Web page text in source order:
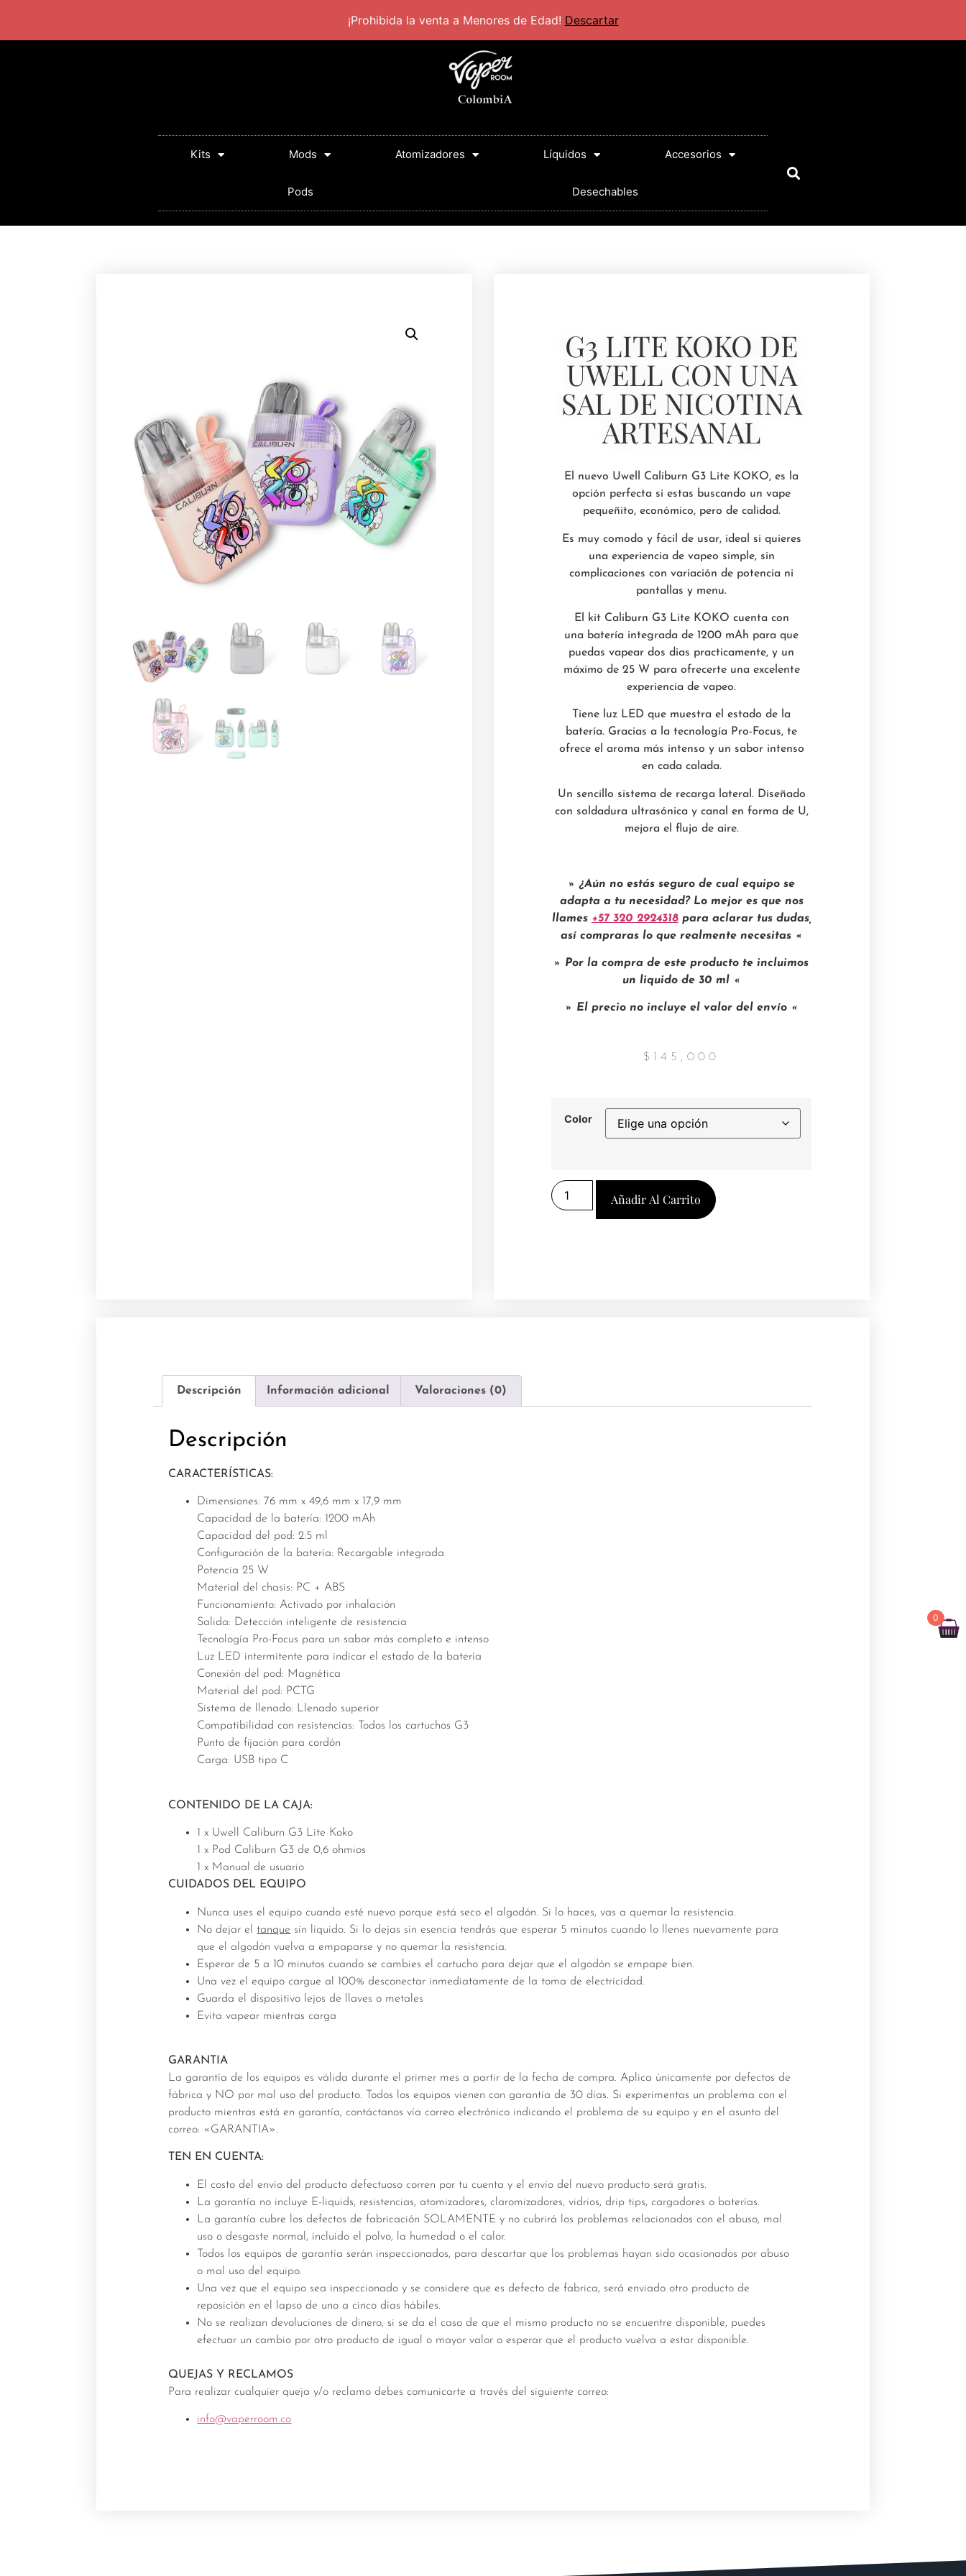
Kits Mods Atomizadores Líquidos Accesorios
Pods Desechables
G3 LITE KOKO DE
UWELL CON UNA
SAL DE NICOTINA
ARTESANAL
El nuevo Uwell Caliburn G3 Lite KOKO, es la
opción perfecta si estas buscando un vape
pequeñito, económico, pero de calidad.
Es muy comodo y fácil de usar, ideal si quieres
una experiencia de vapeo simple, sin
complicaciones con variación de potencia ni
pantallas y menu.
El kit Caliburn G3 Lite KOKO cuenta con
una batería integrada de 1200 mAh para que
puedas vapear dos dias practicamente, y un
máximo de 25 W para ofrecerte una excelente
experiencia de vapeo.
Tiene luz LED que muestra el estado de la
batería. Gracias a la tecnología Pro-Focus, te
ofrece el aroma más intenso y un sabor intenso
en cada calada.
Un sencillo sistema de recarga lateral. Diseñado
con soldadura ultrasónica y canal en forma de U,
mejora el flujo de aire.
» ¿Aún no estás seguro de cual equipo se
adapta a tu necesidad? Lo mejor es que nos
llames +57 320 2924318para aclarar tus dudas,
así compraras lo que realmente necesitas «
» Por la compra de este producto te incluimos
un liquido de 30 ml «
» El precio no incluye el valor del envío «
$ 145,000
Color
Añadir Al Carrito
Descripción Información adicional Valoraciones (0)
Descripción
CARACTERÍSTICAS:
Dimensiones: 76 mm x 49,6 mm x 17,9 mm
Capacidad de la batería: 1200 mAh
Capacidad del pod: 2.5 ml
Configuración de la batería: Recargable integrada
Potencia 25 W
Material del chasis: PC + ABS
Funcionamiento: Activado por inhalación
Salida: Detección inteligente de resistencia
Tecnología Pro-Focus para un sabor más completo e intenso
Luz LED intermitente para indicar el estado de la batería
Conexión del pod: Magnética
Material del pod: PCTG
Sistema de llenado: Llenado superior
Compatibilidad con resistencias: Todos los cartuchos G3
Punto de fijación para cordón
Carga: USB tipo C
CONTENIDO DE LA CAJA:
1 x Uwell Caliburn G3 Lite Koko
1 x Pod Caliburn G3 de 0,6 ohmios
1 x Manual de usuario
CUIDADOS DEL EQUIPO
Nunca uses el equipo cuando esté nuevo porque está seco el algodón. Si lo haces, vas a quemar la resistencia.
No dejar eltanque sin líquido. Si lo dejas sin esencia tendrás que esperar 5 minutos cuando lo llenes nuevamente para
que el algodón vuelva a empaparse y no quemar la resistencia.
Esperar de 5 a 10 minutos cuando se cambies el cartucho para dejar que el algodón se empape bien.
Una vez el equipo cargue al 100% desconectar inmediatamente de la toma de electricidad.
Guarda el dispositivo lejos de llaves o metales
Evita vapear mientras carga
GARANTIA
La garantía de los equipos es válida durante el primer mes a partir de la fecha de compra. Aplica únicamente por defectos de
fábrica y NO por mal uso del producto. Todos los equipos vienen con garantía de 30 días. Si experimentas un problema con el
producto mientras está en garantía, contáctanos vía correo electrónico indicando el problema de su equipo y en el asunto del
correo: «GARANTIA».
TEN EN CUENTA:
El costo del envío del producto defectuoso corren por tu cuenta y el envío del nuevo producto será gratis.
La garantía no incluye E-liquids, resistencias, atomizadores, claromizadores, vidrios, drip tips, cargadores o baterías.
La garantía cubre los defectos de fabricación SOLAMENTE y no cubrirá los problemas relacionados con el abuso, mal
uso o desgaste normal, incluido el polvo, la humedad o el calor.
Todos los equipos de garantía serán inspeccionados, para descartar que los problemas hayan sido ocasionados por abuso
o mal uso del equipo.
Una vez que el equipo sea inspeccionado y se considere que es defecto de fabrica, será enviado otro producto de
reposición en el lapso de uno a cinco días hábiles.
No se realizan devoluciones de dinero, si se da el caso de que el mismo producto no se encuentre disponible, puedes
efectuar un cambio por otro producto de igual o mayor valor o esperar que el producto vuelva a estar disponible.
QUEJAS Y RECLAMOS
Para realizar cualquier queja y/o reclamo debes comunicarte a través del siguiente correo:
info@vaperroom.co
¡Prohibida la venta a Menores de Edad! Descartar
0